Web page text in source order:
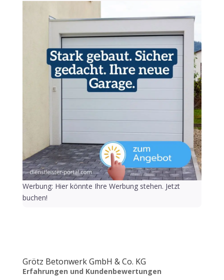
Werbung: Hier könnte Ihre Werbung stehen. Jetzt
buchen!
Grötz Betonwerk GmbH & Co. KG
Erfahrungen und Kundenbewertungen